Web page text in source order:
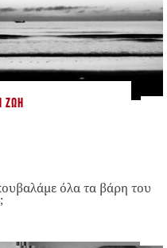
ΖΩΉ
όλα τα βάρη του